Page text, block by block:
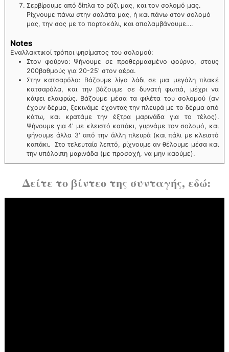
Σερβίρουμε από δίπλα το ρύζι μας, και τον σολομό μας.
Ρίχνουμε πάνω στην σαλάτα μας, ή και πάνω στον σολομό
μας, την σος με το πορτοκάλι, και απολαμβάνουμε….
Notes
Εναλλακτικοί τρόποι ψησίματος του σολομού:
Στον φούρνο: Ψήνουμε σε προθερμασμένο φούρνο, στους
200βαθμούς για 20-25' στον αέρα.
Στην κατσαρόλα: Βάζουμε λίγο λάδι σε μια μεγάλη πλακέ
κατσαρόλα, και την βάζουμε σε δυνατή φωτιά, μέχρι να
κάψει ελαφρώς. Βάζουμε μέσα τα φιλέτα του σολομού (αν
έχουν δέρμα, ξεκινάμε έχοντας την πλευρά με το δέρμα από
κάτω, και κρατάμε την έξτρα μαρινάδα για το τέλος).
Ψήνουμε για 4' με κλειστό καπάκι, γυρνάμε τον σολομό, και
ψήνουμε άλλα 3' από την άλλη πλευρά (και πάλι με κλειστό
καπάκι. Στο τελευταίο λεπτό, ρίχνουμε αν θέλουμε μέσα και
την υπόλοιπη μαρινάδα (με προσοχή, να μην καούμε).
Δείτε το βίντεο της συνταγής, εδώ: